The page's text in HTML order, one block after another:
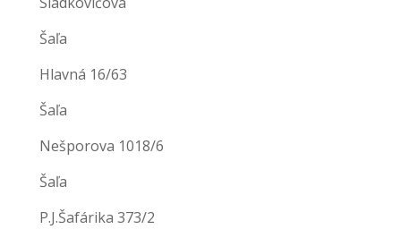
Šaľa
Hlavná 16/63
Šaľa
Nešporova 1018/6
Šaľa
P.J.Šafárika 373/2